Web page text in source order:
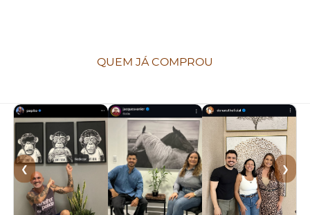
QUEM JÁ COMPROU
❮ ❯